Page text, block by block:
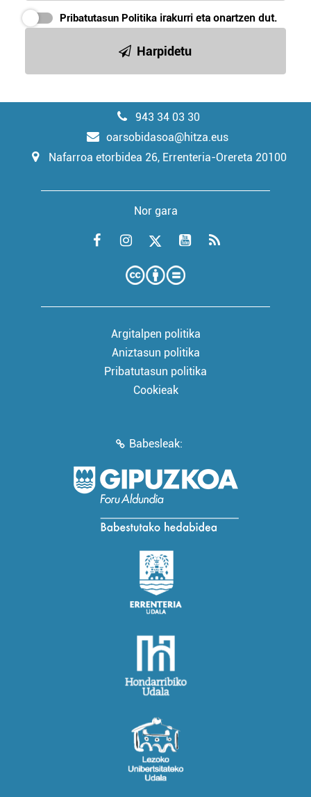
Pribatutasun Politika irakurri eta onartzen dut.
Harpidetu
943 34 03 30
oarsobidasoa@hitza.eus
Nafarroa etorbidea 26, Errenteria-Orereta 20100
Nor gara
Argitalpen politika
Aniztasun politika
Pribatutasun politika
Cookieak
Babesleak: